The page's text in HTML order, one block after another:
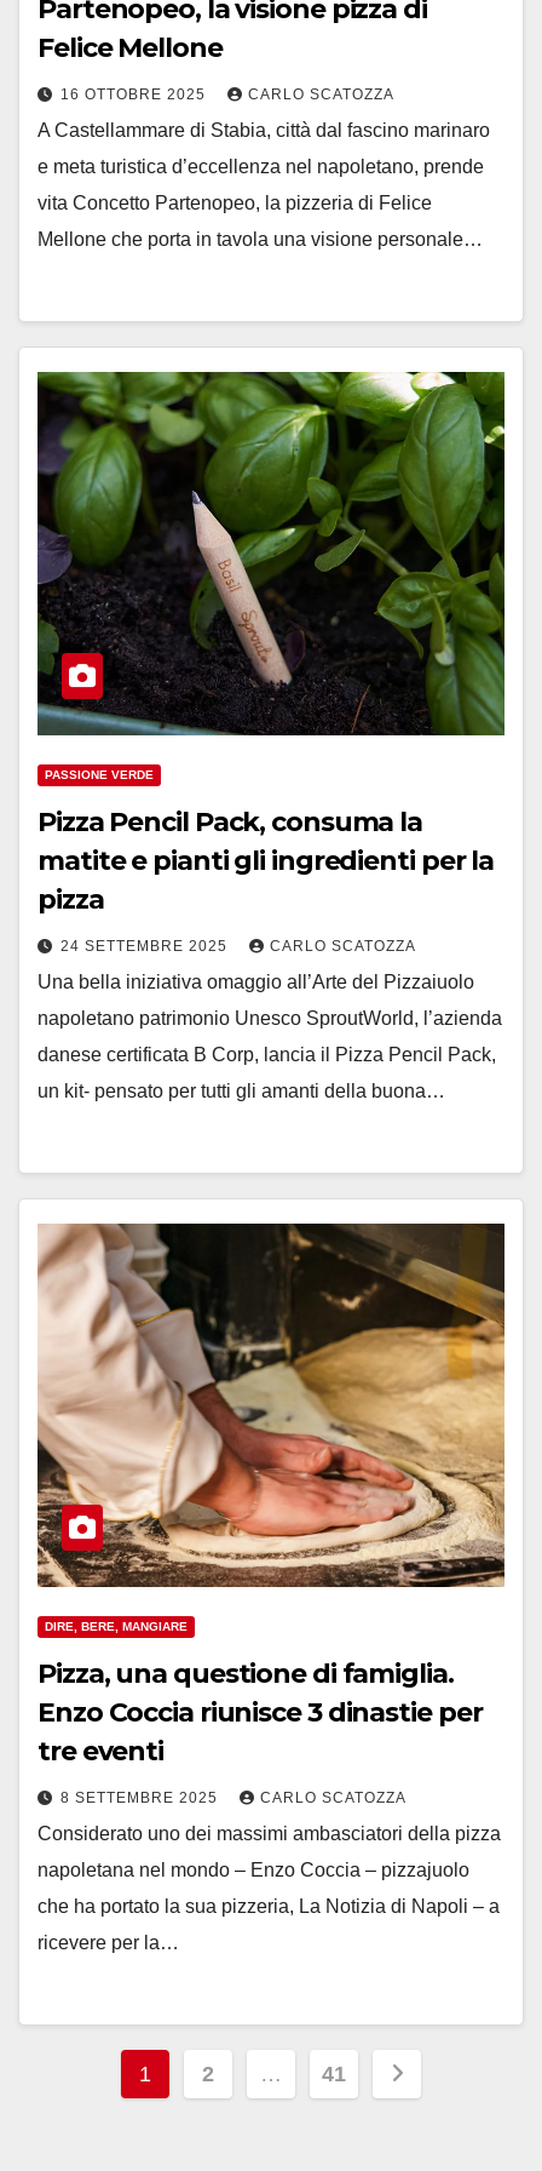
Partenopeo, la visione pizza di
Felice Mellone
16 OTTOBRE 2025 CARLO SCATOZZA
A Castellammare di Stabia, città dal fascino marinaro
e meta turistica d’eccellenza nel napoletano, prende
vita Concetto Partenopeo, la pizzeria di Felice
Mellone che porta in tavola una visione personale…
PASSIONE VERDE
Pizza Pencil Pack, consuma la
matite e pianti gli ingredienti per la
pizza
24 SETTEMBRE 2025 CARLO SCATOZZA
Una bella iniziativa omaggio all’Arte del Pizzaiuolo
napoletano patrimonio Unesco SproutWorld, l’azienda
danese certificata B Corp, lancia il Pizza Pencil Pack,
un kit- pensato per tutti gli amanti della buona…
DIRE, BERE, MANGIARE
Pizza, una questione di famiglia.
Enzo Coccia riunisce 3 dinastie per
tre eventi
8 SETTEMBRE 2025 CARLO SCATOZZA
Considerato uno dei massimi ambasciatori della pizza
napoletana nel mondo – Enzo Coccia – pizzajuolo
che ha portato la sua pizzeria, La Notizia di Napoli – a
ricevere per la…
Paginazione
1 2 … 41